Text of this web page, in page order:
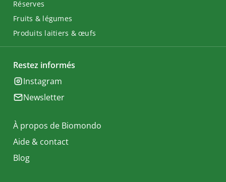
Réserves
Fruits & légumes
Produits laitiers & œufs
Restez informés
Instagram
Newsletter
À propos de Biomondo
Aide & contact
Blog